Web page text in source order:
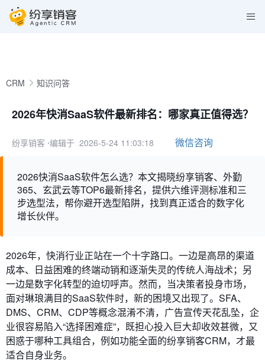
CRM 知识问答
2026年快消SaaS软件最新排名：哪家真正值得选？
纷享销客 ⋅编辑于 2026-5-24 11:03:18 微信咨询
2026快消SaaS软件怎么选？本文揭晓纷享销客、外勤
365、玄武云等TOP6最新排名，提供六维评测标准和三
步选型法，帮你避开选型陷阱，找到真正适合的数字化
增长伙伴。
2026年，快消行业正站在一个十字路口。一边是高昂的渠道
成本、日益困难的终端动销和逐渐失灵的传统人海战术；另
一边是数字化转型的迫切呼声。然而，当决策者投身市场，
面对琳琅满目的SaaS软件时，新的困境又出现了。SFA、
DMS、CRM、CDP等概念混淆不清，广告宣传天花乱坠，企
业很容易陷入“选择困难症”，既担心投入巨大却收效甚微，又
困惑于哪种工具组合，例如功能全面的纷享销客CRM，才最
适合自身业务。